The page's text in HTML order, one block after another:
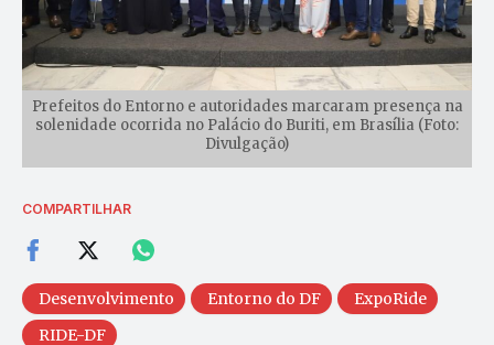
Prefeitos do Entorno e autoridades marcaram presença na
solenidade ocorrida no Palácio do Buriti, em Brasília (Foto:
Divulgação)
COMPARTILHAR
Desenvolvimento Entorno do DF
ExpoRide
RIDE-DF